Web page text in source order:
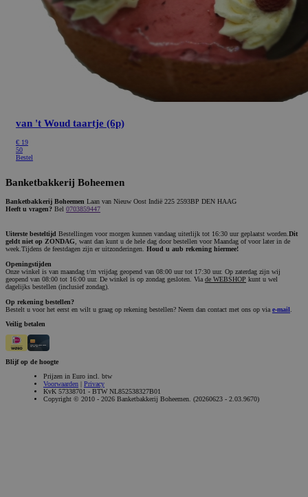
van 't Woud taartje (6p)
€ 19
50
Bestel
Banketbakkerij Boheemen
Banketbakkerij Boheemen Laan van Nieuw Oost Indië 225 2593BP DEN HAAG
Heeft u vragen? Bel 0703859447
Uiterste besteltijd Bestellingen voor morgen kunnen vandaag uiterlijk tot 16:30 uur geplaatst worden. Dit
geldt niet op ZONDAG , want dan kunt u de hele dag door bestellen voor Maandag of voor later in de
week.Tijdens de feestdagen zijn er uitzonderingen. Houd u aub rekening hiermee!
Openingstijden
Onze winkel is van maandag t/m vrijdag geopend van 08:00 uur tot 17:30 uur. Op zaterdag zijn wij
geopend van 08:00 tot 16:00 uur. De winkel is op zondag gesloten. Via de WEBSHOP kunt u wel
dagelijks bestellen (inclusief zondag).
Op rekening bestellen?
Bestelt u voor het eerst en wilt u graag op rekening bestellen? Neem dan contact met ons op via e-mail
Veilig betalen
Blijf op de hoogte
Prijzen in Euro incl. btw
Voorwaarden | Privacy
KvK 57338701 - BTW NL852538327B01
Copyright © 2010 - 2026 Banketbakkerij Boheemen. (20260623 - 2.03.9670)